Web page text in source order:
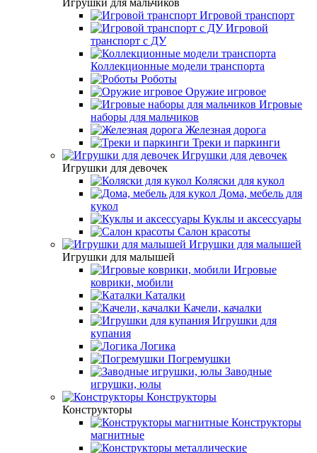
Игрушки для мальчиков
Игровой транспорт
Игровой
транспорт с ДУ
Коллекционные модели транспорта
Роботы
Оружие игровое
Игровые
наборы для мальчиков
Железная дорога
Треки и паркинги
Игрушки для девочек
Игрушки для девочек
Коляски для кукол
Дома, мебель для
кукол
Куклы и аксессуары
Салон красоты
Игрушки для малышей
Игрушки для малышей
Игровые
коврики, мобили
Каталки
Качели, качалки
Игрушки для
купания
Логика
Погремушки
Заводные
игрушки, юлы
Конструкторы
Конструкторы
Конструкторы
магнитные